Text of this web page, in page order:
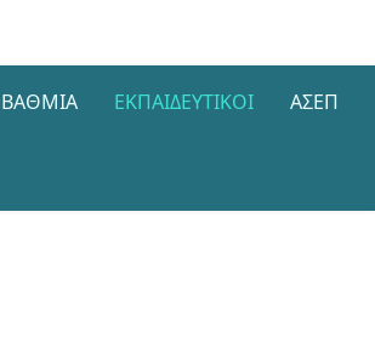
ΕΚΠΑΙΔΕΥΤΙΚΟΊ ΑΣΕΠ